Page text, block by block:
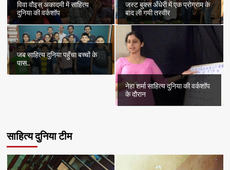
विवा वौइस् अकादमी में साहित्य
दुनिया की वर्कशॉप
जस्ट बुक्स अँधेरी में एक प्रोग्राम के
बाद ली गयी तस्वीर
जब साहित्य दुनिया पहुँचा बच्चों के
पास..
नेहा शर्मा साहित्य दुनिया की वर्कशॉप
के दौरान
साहित्य दुनिया टीम